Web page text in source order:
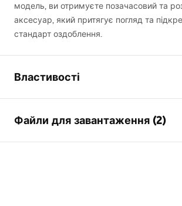
модель, ви отримуєте позачасовий та
аксесуар, який притягує погляд та
стандарт оздоблення.
Властивості
Тип лампи
Бра
Довжина (мм)
800мм
Файли для завантаження (2)